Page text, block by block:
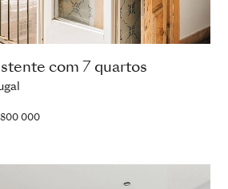
com 7 quartos
000